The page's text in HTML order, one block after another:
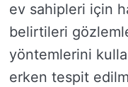
ev sahipleri için
belirtileri
yöntemlerini
erken tespit